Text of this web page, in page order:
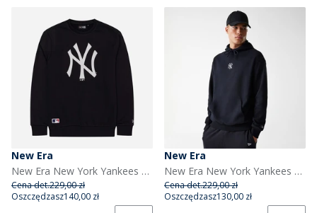
New Era
New Era New York Yankees Bluza Granatowo-biała dla niego kolor Nvywhi
Cena det.229,00 zł
Oszczędzasz140,00 zł
New Era
New Era New York Yankees bluza z kapturem dla niego kolor Czarny
Cena det.229,00 zł
Oszczędzasz130,00 zł